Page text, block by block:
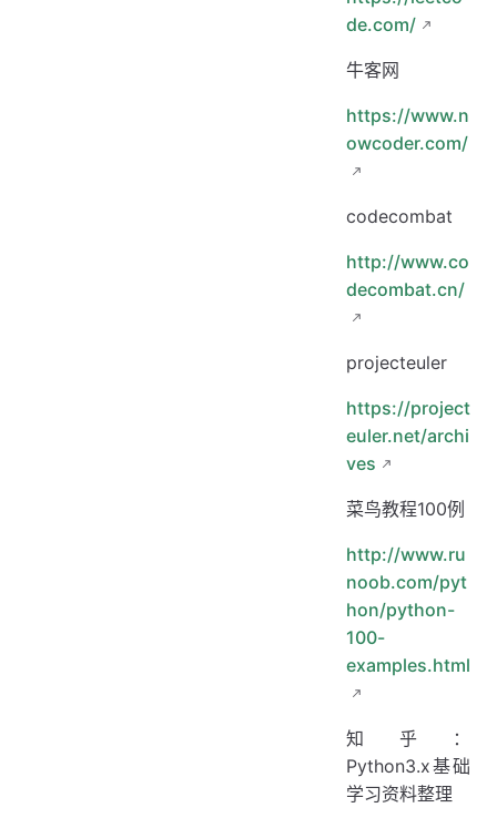
de.com/
牛客网
https://www.n
owcoder.com/
codecombat
http://www.co
decombat.cn/
projecteuler
https://project
euler.net/archi
ves
菜鸟教程100例
http://www.ru
noob.com/pyt
hon/python-
100-
examples.html
知乎：
Python3.x基础
学习资料整理